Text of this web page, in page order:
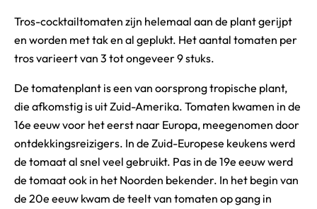
Tros-cocktailtomaten zijn helemaal aan de plant gerijpt
en worden met tak en al geplukt. Het aantal tomaten per
tros varieert van 3 tot ongeveer 9 stuks.
De tomatenplant is een van oorsprong tropische plant,
die afkomstig is uit Zuid-Amerika. Tomaten kwamen in de
16e eeuw voor het eerst naar Europa, meegenomen door
ontdekkingsreizigers. In de Zuid-Europese keukens werd
de tomaat al snel veel gebruikt. Pas in de 19e eeuw werd
de tomaat ook in het Noorden bekender. In het begin van
de 20e eeuw kwam de teelt van tomaten op gang in